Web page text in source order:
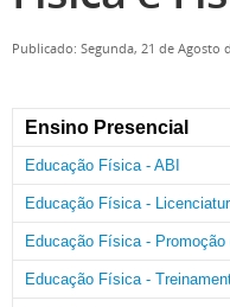
Publicado: Segunda, 21 de Agosto
Ensino Presencial
Educação Física - ABI
Educação Física -
Educação Física -
Educação Física -